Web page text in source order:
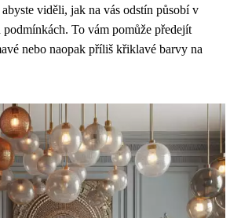
viděli, jak na vás odstín působí v
To vám pomůže předejít
nebo naopak příliš křiklavé barvy na